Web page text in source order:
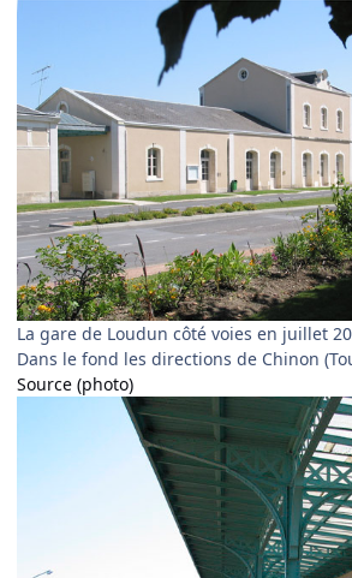
La gare de Loudun côté voies en juillet
Dans le fond les directions de Chinon
Source (photo)